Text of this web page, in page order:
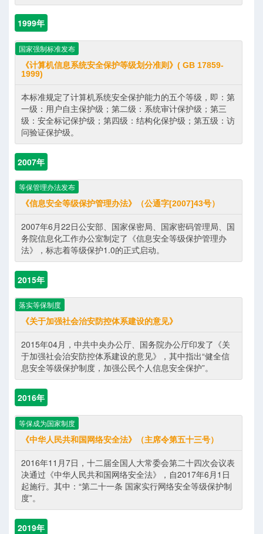
1999年
国家强制标准发布
《计算机信息系统安全保护等级划分准则》( GB 17859-
1999)
本标准规定了计算机系统安全保护能力的五个等级，即：第
一级：用户自主保护级；第二级：系统审计保护级；第三
级：安全标记保护级；第四级：结构化保护级；第五级：访
问验证保护级。
2007年
等保管理办法发布
《信息安全等级保护管理办法》（公通字[2007]43号）
2007年6月22日公安部、国家保密局、国家密码管理局、国
务院信息化工作办公室制定了《信息安全等级保护管理办
法》，标志着等级保护1.0的正式启动。
2015年
落实等保制度
《关于加强社会治安防控体系建设的意见》
2015年04月，中共中央办公厅、国务院办公厅印发了《关
于加强社会治安防控体系建设的意见》，其中指出“健全信
息安全等级保护制度，加强公民个人信息安全保护”。
2016年
等保成为国家制度
《中华人民共和国网络安全法》（主席令第五十三号）
2016年11月7日，十二届全国人大常委会第二十四次会议表
决通过《中华人民共和国网络安全法》，自2017年6月1日
起施行。其中：“第二十一条 国家实行网络安全等级保护制
度”。
2019年